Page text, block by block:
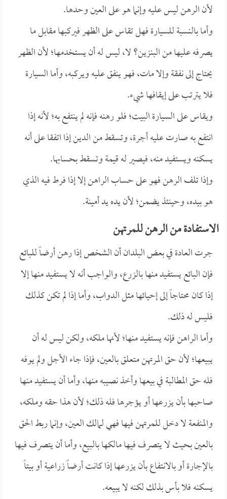
لأن الرهن ليس عليه وإنما هو على العين وحدها.
وأما بالنسبة للسيارة فهل تقاس على الظهر فيركبها مقابل ما
يصرفه عليها من البنزين؟ لا، ليس له أن يستخدمها؛ لأن الظهر
يحتاج إلى نفقة وإلا مات، فهو ينفق عليه ويركبه، وأما السيارة
فلا يترتب على إيقافها شيء.
ويقاس على السيارة البيت؛ فلو رهنه فإنه لم ينتفع به؛ لأنه إذا
انتفع به صارت عليه أجرة، وتسقط من الدين إذا اتفقا على أنه
يسكنه ويستفيد منه، فيصير له قيمة وتسقط بحسابها.
وإذا تلف الرهن فهو على حساب الراهن إلا إذا فرط فيه الذي
هو بيده، وحينئذ يضمن؛ لأن يده يد أمينة.
الاستفادة من الرهن للمرتهن
جرت العادة في بعض البلدان أن الشخص إذا رهن أرضاً للبائع
فإن البائع يستفيد منها بالزرع، والواجب أنه لا يستفيد منها إلا
إذا كان محتاجاً إلى إحيائها مثل الدواب، وأما إذا لم تكن كذلك
فليس له ذلك.
وأما الراهن فإنه يستفيد منها؛ لأنها ملكه، ولكن ليس له أن
يبيعها؛ لأن حق المرتهن متعلق بالعين، فإذا جاء الأجل ولم يوفه
فله حق المطالبة في بيعها وأخذ نصيبه منها، وأما أن يستفيد منها
صاحبها بأن يزرعها أو يؤجرها فله ذلك؛ لأن هذا حقه وملكه،
والمنفعة لا دخل للمرتهن فيها فهي لمالك العين، وإنما ربط الحق
بالعين بحيث لا يتصرف فيها مالكها بالبيع، وأما أن يتصرف فيها
بالإجارة أو بالانتفاع بأن يزرعها إذا كانت أرضاً زراعية أو بيتاً
يسكنه فلا بأس بذلك لكنه لا يبيعه.